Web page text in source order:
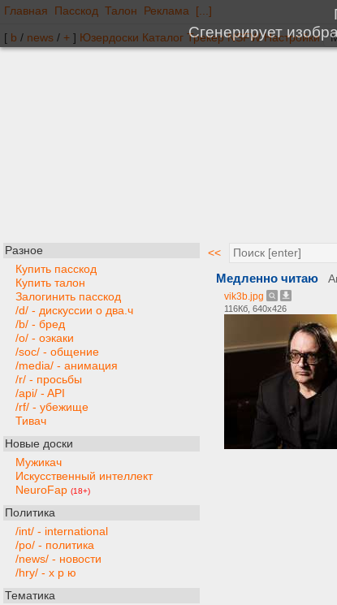
Главная Пасскод Талон Реклама [...]
[ b / news / + ] Юзердоски Каталог Трекер NSFW Настройки
Разное
Купить пасскод
Купить талон
Залогинить пасскод
/d/ - дискуссии о два.ч
/b/ - бред
/o/ - оэкаки
/soc/ - общение
/media/ - анимация
/r/ - просьбы
/api/ - API
/rf/ - убежище
Тивач
Новые доски
Мужикач
Искусственный интеллект
NeuroFap (18+)
Политика
/int/ - international
/po/ - политика
/news/ - новости
/hry/ - х р ю
Тематика
<<
Медленно читаю
vik3b.jpg
116Кб, 640x426